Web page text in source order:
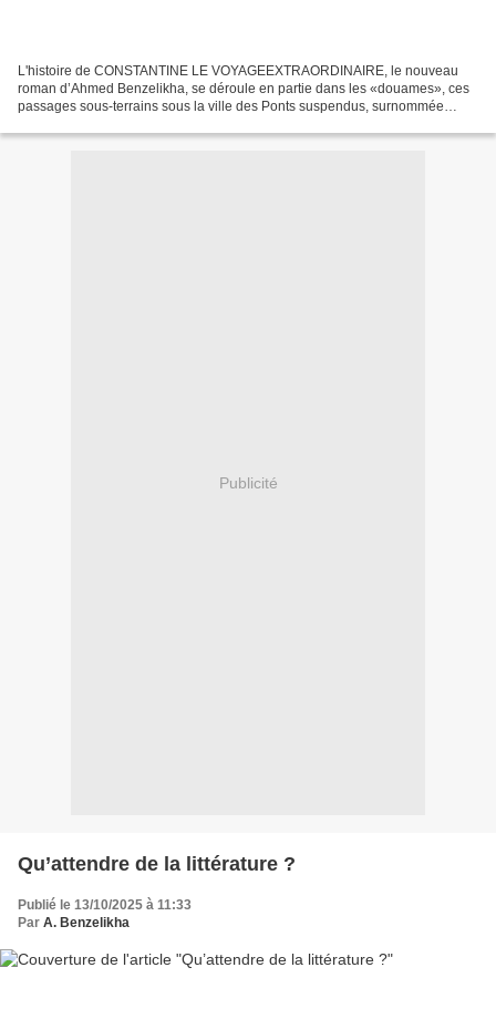
L'histoire de CONSTANTINE LE VOYAGEEXTRAORDINAIRE, le nouveau
roman d’Ahmed Benzelikha, se déroule en partie dans les «douames», ces
passages sous-terrains sous la ville des Ponts suspendus, surnommée
Publicité
Qu’attendre de la littérature ?
Publié le 13/10/2025 à 11:33
Par A. Benzelikha